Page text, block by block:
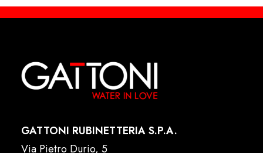
GATTONI RUBINETTERIA S.P.A.
Via Pietro Durio, 5